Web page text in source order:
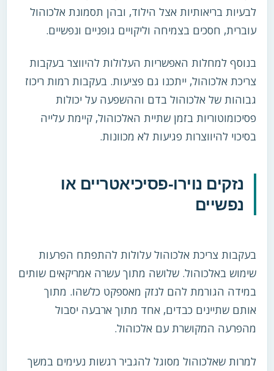
לבעיות בריאותיות אצל הילוד, ובהן תסמונת אלכוהול
עוברית, חסכים בצמיחה וליקויים גופניים ונפשיים.
בנוסף למחלות האפשריות העלולות להיווצר בעקבות
צריכת אלכוהול, ייתכנו גם פציעות. בעקבות רמות ריכוז
גבוהות של אלכוהול בדם וההשפעה על יכולות
פסיכומוטוריות בזמן שתיית האלכוהול, קיימת עלייה
בסיכוי להיווצרות פגיעות לא מכוונות.
נזקים נוירו-פסיכיאטריים או
נפשיים
בעקבות צריכת אלכוהול עלולות להתפתח הפרעות
שימוש באלכוהול. שלושה מתוך עשרה אמריקאים שותים
במידה הגורמת להם לנזק מאספקט כלשהו. מתוך
אותם שתיינים כבדים, אחד מתוך ארבעה יסבול
מהפרעה המקושרת עם אלכוהול.
למרות שאלכוהול מסוגל להגביר רגשות נעימים במשך